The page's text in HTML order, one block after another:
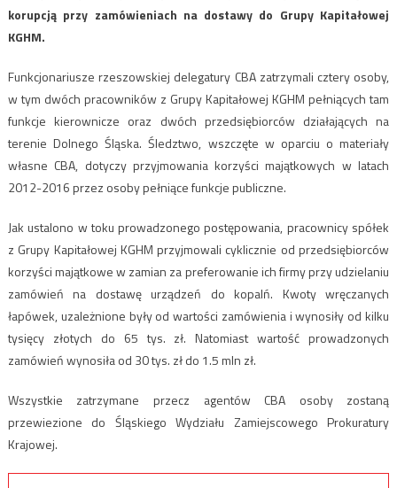
korupcją przy zamówieniach na dostawy do Grupy Kapitałowej
KGHM.
Funkcjonariusze rzeszowskiej delegatury CBA zatrzymali cztery osoby,
w tym dwóch pracowników z Grupy Kapitałowej KGHM pełniących tam
funkcje kierownicze oraz dwóch przedsiębiorców działających na
terenie Dolnego Śląska. Śledztwo, wszczęte w oparciu o materiały
własne CBA, dotyczy przyjmowania korzyści majątkowych w latach
2012-2016 przez osoby pełniące funkcje publiczne.
Jak ustalono w toku prowadzonego postępowania, pracownicy spółek
z Grupy Kapitałowej KGHM przyjmowali cyklicznie od przedsiębiorców
korzyści majątkowe w zamian za preferowanie ich firmy przy udzielaniu
zamówień na dostawę urządzeń do kopalń. Kwoty wręczanych
łapówek, uzależnione były od wartości zamówienia i wynosiły od kilku
tysięcy złotych do 65 tys. zł. Natomiast wartość prowadzonych
zamówień wynosiła od 30 tys. zł do 1.5 mln zł.
Wszystkie zatrzymane przecz agentów CBA osoby zostaną
przewiezione do Śląskiego Wydziału Zamiejscowego Prokuratury
Krajowej.